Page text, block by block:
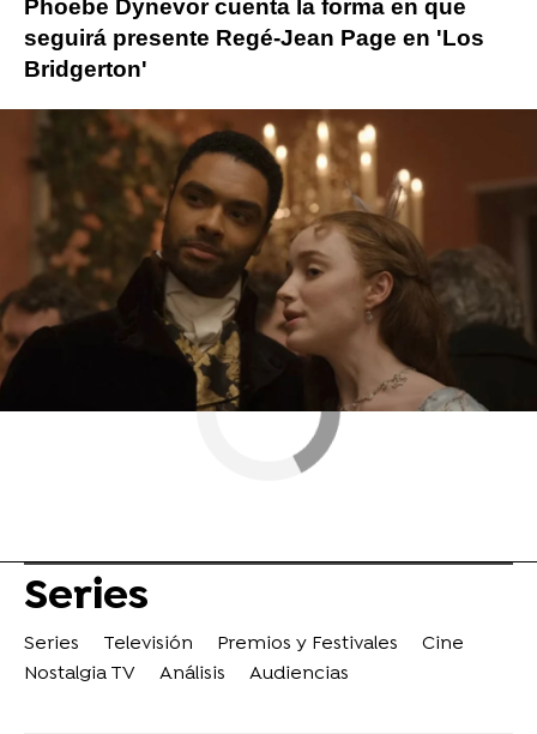
Phoebe Dynevor cuenta la forma en que
seguirá presente Regé-Jean Page en 'Los
Bridgerton'
Phoebe Dynevor Los Bridgerton
ObjetivoTV » Series
Series
Series Televisión Premios y Festivales
Cine
Nostalgia TV
Análisis Audiencias